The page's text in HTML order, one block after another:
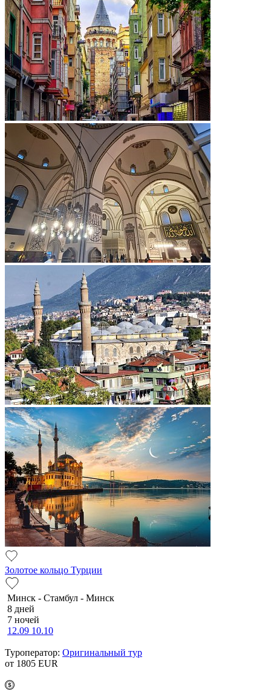
Золотое кольцо Турции
Минск - Стамбул - Минск
8 дней
7 ночей
12.09 10.10
Туроператор: Оригинальный тур
от 1805 EUR